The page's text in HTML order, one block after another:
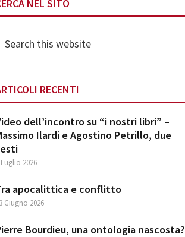
NEL SITO
this
RECENTI
dell’incontro su “i nostri libri” –
Ilardi e Agostino Petrillo, due
2026
apocalittica e conflitto
Giugno 2026
Bourdieu, una ontologia nascosta?